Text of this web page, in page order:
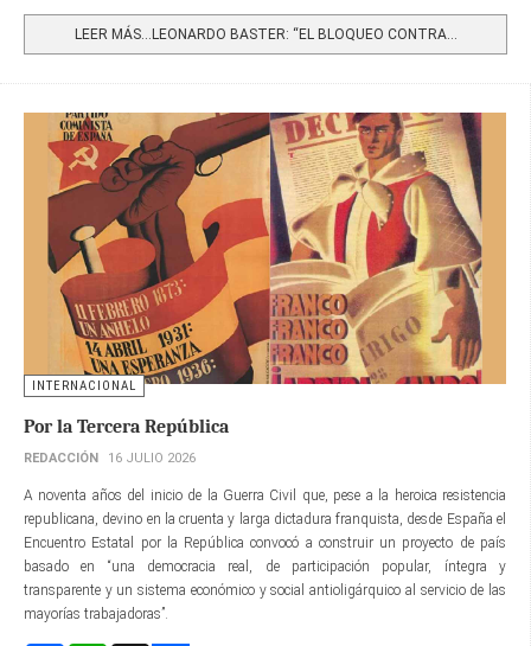
LEER MÁS…LEONARDO BASTER: “EL BLOQUEO CONTRA...
INTERNACIONAL
Por la Tercera República
REDACCIÓN 16 JULIO 2026
A noventa años del inicio de la Guerra Civil que, pese a la heroica resistencia
republicana, devino en la cruenta y larga dictadura franquista, desde España el
Encuentro Estatal por la República convocó a construir un proyecto de país
basado en “una democracia real, de participación popular, íntegra y
transparente y un sistema económico y social antioligárquico al servicio de las
mayorías trabajadoras”.